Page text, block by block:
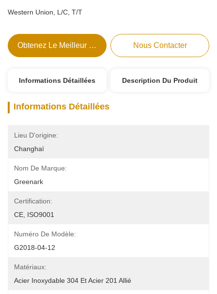
Western Union, L/C, T/T
Obtenez Le Meilleur Prix Nous Contacter
Informations Détaillées Description Du Produit
Informations Détaillées
Lieu D'origine:
Changhaï
Nom De Marque:
Greenark
Certification:
CE, ISO9001
Numéro De Modèle:
G2018-04-12
Matériaux:
Acier Inoxydable 304 Et Acier 201 Allié